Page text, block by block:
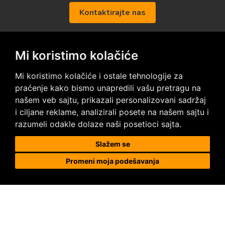
Mi koristimo kolačiće
Mi koristimo kolačiće i ostale tehnologije za
praćenje kako bismo unapredili vašu pretragu na
našem veb sajtu, prikazali personalizovani sadržaj
i ciljane reklame, analizirali posete na našem sajtu i
razumeli odakle dolaze naši posetioci sajta.
Slažem se
Promeni moja podešavanja
Kontaktirajte nas
Posetite nas na društvenim mrežama
Prodaja i ugradnja podnih obloga
Megapod d.o.o.
Karađorđeva 63, 11000 Beograd, Srbija
tel/fax: +381 11 2630 753
tel : +381 64 8292 314